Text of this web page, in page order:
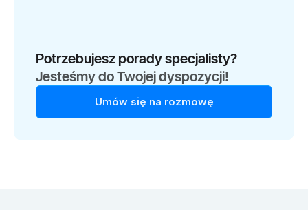
Potrzebujesz porady specjalisty?
Jesteśmy do Twojej dyspozycji!
Umów się na rozmowę